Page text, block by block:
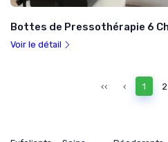
Bottes de Pressothérapie 6
Voir le détail
‹‹ ‹ 1 2